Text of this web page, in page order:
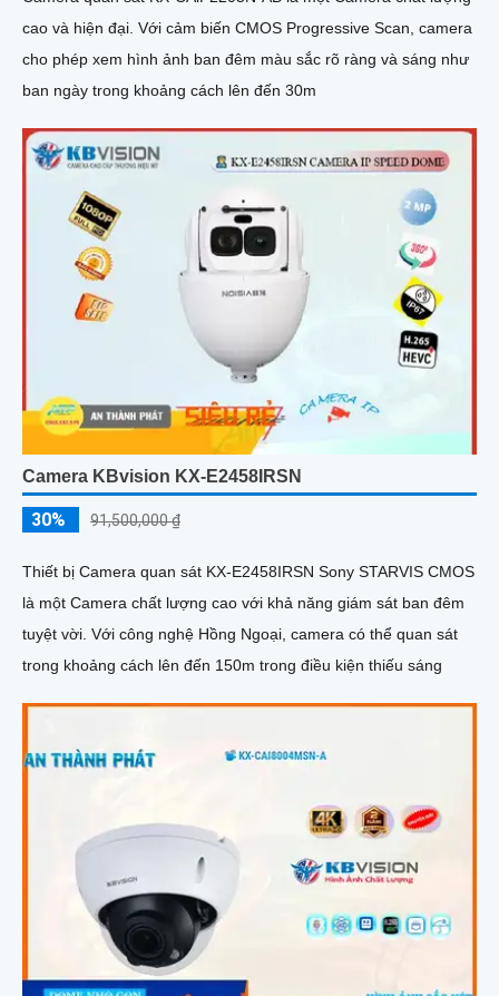
cao và hiện đại. Với cảm biến CMOS Progressive Scan, camera
cho phép xem hình ảnh ban đêm màu sắc rõ ràng và sáng như
ban ngày trong khoảng cách lên đến 30m
Camera KBvision KX-E2458IRSN
30% 91,500,000 ₫
Thiết bị Camera quan sát KX-E2458IRSN Sony STARVIS CMOS
là một Camera chất lượng cao với khả năng giám sát ban đêm
tuyệt vời. Với công nghệ Hồng Ngoại, camera có thể quan sát
trong khoảng cách lên đến 150m trong điều kiện thiếu sáng